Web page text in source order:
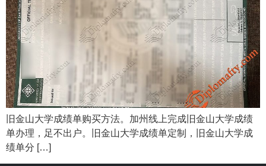
旧金山大学成绩单购买方法。加州线上完成旧金山大学成绩
单办理，足不出户。旧金山大学成绩单定制，旧金山大学成
绩单分 […]